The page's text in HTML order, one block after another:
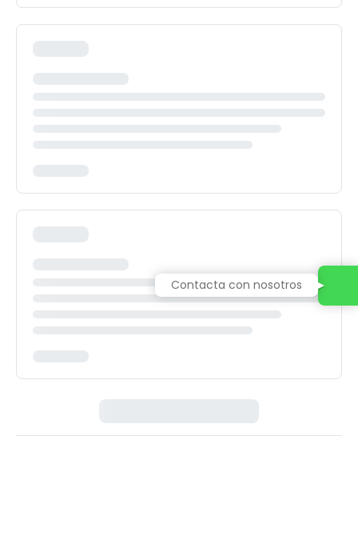
Contacta con nosotros